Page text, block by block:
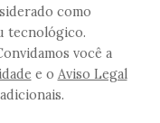
como
tecnológico.
você a
e o Aviso Legal